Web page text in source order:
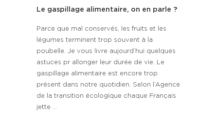
Le gaspillage alimentaire, on en parle ?
Parce que mal conservés, les fruits et les
légumes terminent trop souvent à la
poubelle. Je vous livre aujourd’hui quelques
astuces pr allonger leur durée de vie. Le
gaspillage alimentaire est encore trop
présent dans notre quotidien. Selon l’Agence
de la transition écologique chaque Français
jette ...